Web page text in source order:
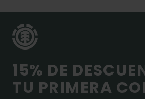
15% DE
TU PRIMERA